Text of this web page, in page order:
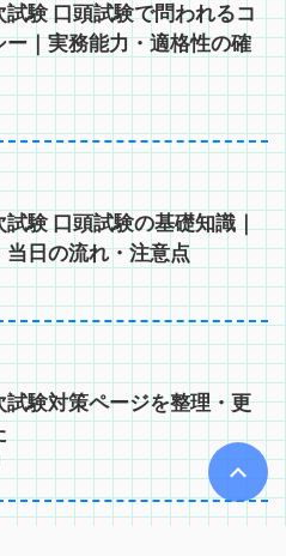
試験 口頭試験で問われるコ
ー｜実務能力・適格性の確
試験 口頭試験の基礎知識｜
当日の流れ・注意点
試験対策ページを整理・更